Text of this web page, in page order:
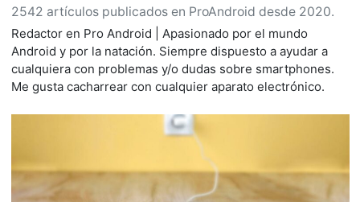
2542 artículos publicados en ProAndroid desde 2020.
Redactor en Pro Android | Apasionado por el mundo
Android y por la natación. Siempre dispuesto a ayudar a
cualquiera con problemas y/o dudas sobre smartphones.
Me gusta cacharrear con cualquier aparato electrónico.